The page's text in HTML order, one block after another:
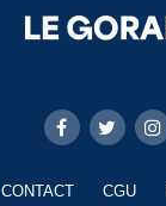
CONTACT CGU